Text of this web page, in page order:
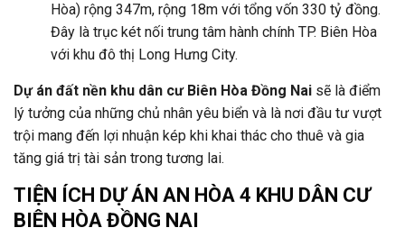
Hòa) rộng 347m, rộng 18m với tổng vốn 330 tỷ đồng.
Đây là trục két nối trung tâm hành chính TP. Biên Hòa
với khu đô thị Long Hưng City.
Dự án đất nền khu dân cư Biên Hòa Đồng Nai sẽ là điểm
lý tưởng của những chủ nhân yêu biển và là nơi đầu tư vượt
trội mang đến lợi nhuận kép khi khai thác cho thuê và gia
tăng giá trị tài sản trong tương lai.
TIỆN ÍCH DỰ ÁN AN HÒA 4 KHU DÂN CƯ
BIÊN HÒA ĐỒNG NAI